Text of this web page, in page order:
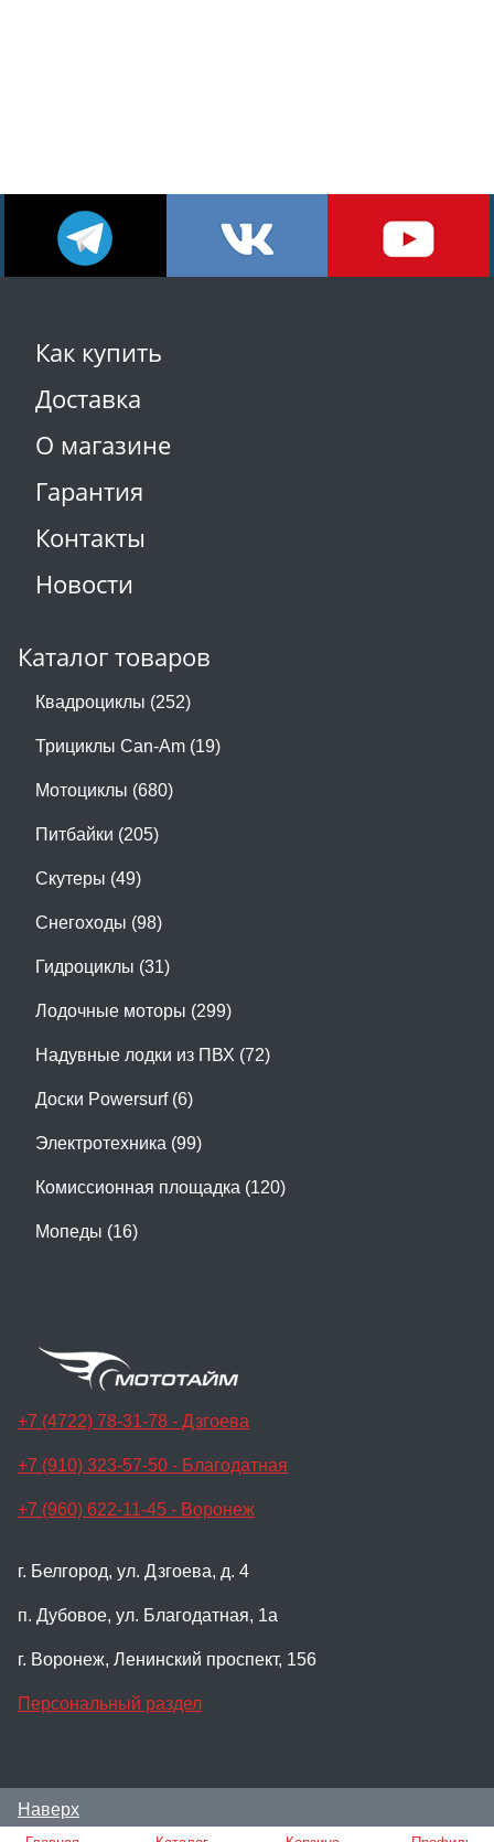
Как купить
Доставка
О магазине
Гарантия
Контакты
Новости
Каталог товаров
Квадроциклы (252)
Трициклы Can-Am (19)
Мотоциклы (680)
Питбайки (205)
Скутеры (49)
Снегоходы (98)
Гидроциклы (31)
Лодочные моторы (299)
Надувные лодки из ПВХ (72)
Доски Powersurf (6)
Электротехника (99)
Комиссионная площадка (120)
Мопеды (16)
+7 (4722) 78-31-78 - Дзгоева
+7 (910) 323-57-50 - Благодатная
+7 (960) 622-11-45 - Воронеж
г. Белгород, ул. Дзгоева, д. 4
п. Дубовое, ул. Благодатная, 1а
г. Воронеж, Ленинский проспект, 156
Персональный раздел
Наверх
© Мотосалон Мото-Тайм, 2024